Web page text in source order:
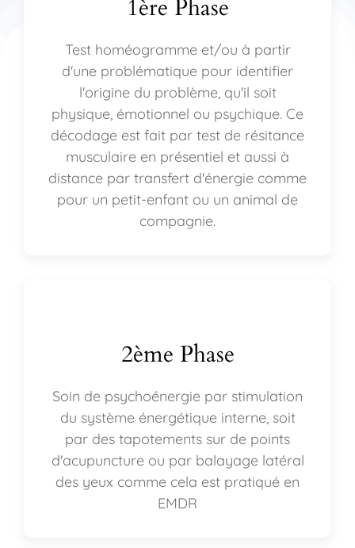
1ère Phase
Test homéogramme et/ou à partir
d'une problématique pour identifier
l'origine du problème, qu'il soit
physique, émotionnel ou psychique. Ce
décodage est fait par test de résitance
musculaire en présentiel et aussi à
distance par transfert d'énergie comme
pour un petit-enfant ou un animal de
compagnie.
2ème Phase
Soin de psychoénergie par stimulation
du système énergétique interne, soit
par des tapotements sur de points
d'acupuncture ou par balayage latéral
des yeux comme cela est pratiqué en
EMDR